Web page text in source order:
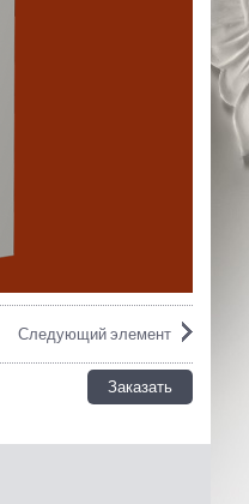
Следующий элемент
Заказать